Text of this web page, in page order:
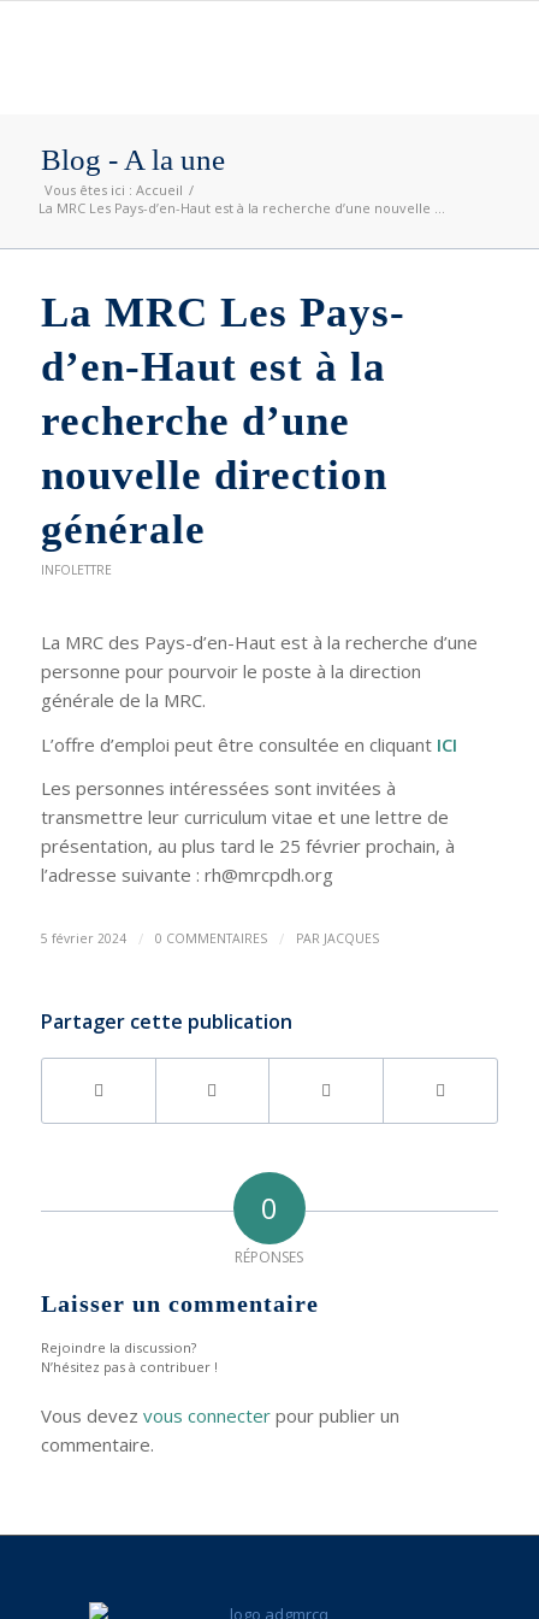
Blog - A la une
Vous êtes ici : Accueil /
La MRC Les Pays-d’en-Haut est à la recherche d’une nouvelle ...
La MRC Les Pays-
d’en-Haut est à la
recherche d’une
nouvelle direction
générale
INFOLETTRE
La MRC des Pays-d’en-Haut est à la recherche d’une
personne pour pourvoir le poste à la direction
générale de la MRC.
L’offre d’emploi peut être consultée en cliquant ICI
Les personnes intéressées sont invitées à
transmettre leur curriculum vitae et une lettre de
présentation, au plus tard le 25 février prochain, à
l’adresse suivante : rh@mrcpdh.org
5 février 2024 / 0 COMMENTAIRES / PAR JACQUES
Partager cette publication
0
RÉPONSES
Laisser un commentaire
Rejoindre la discussion?
N’hésitez pas à contribuer !
Vous devez vous connecterpour publier un
commentaire.